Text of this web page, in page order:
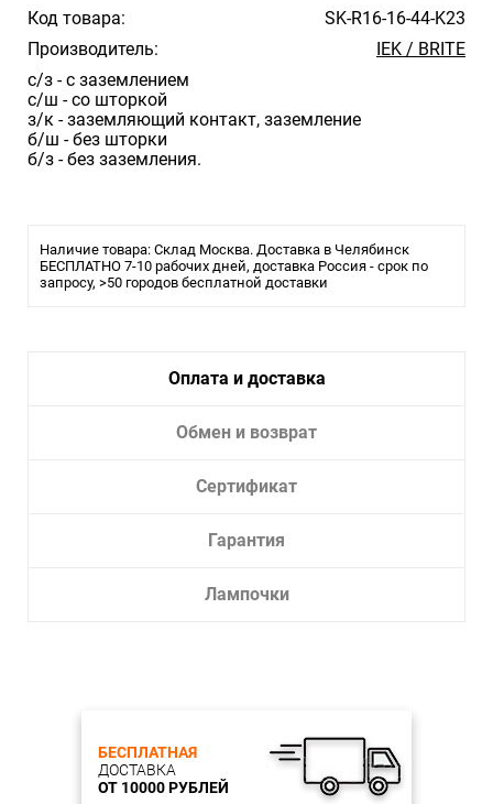
Код товара:
SK-R16-16-44-K23
Производитель:
IEK / BRITE
с/з - с заземлением
с/ш - со шторкой
з/к - заземляющий контакт, заземление
б/ш - без шторки
б/з - без заземления.
Наличие товара: Склад Москва. Доставка в Челябинск
БЕСПЛАТНО 7-10 рабочих дней, доставка Россия - срок по
запросу, >50 городов бесплатной доставки
Оплата и доставка
Обмен и возврат
Сертификат
Гарантия
Лампочки
БЕСПЛАТНАЯ
ДОСТАВКА
ОТ 10000 РУБЛЕЙ